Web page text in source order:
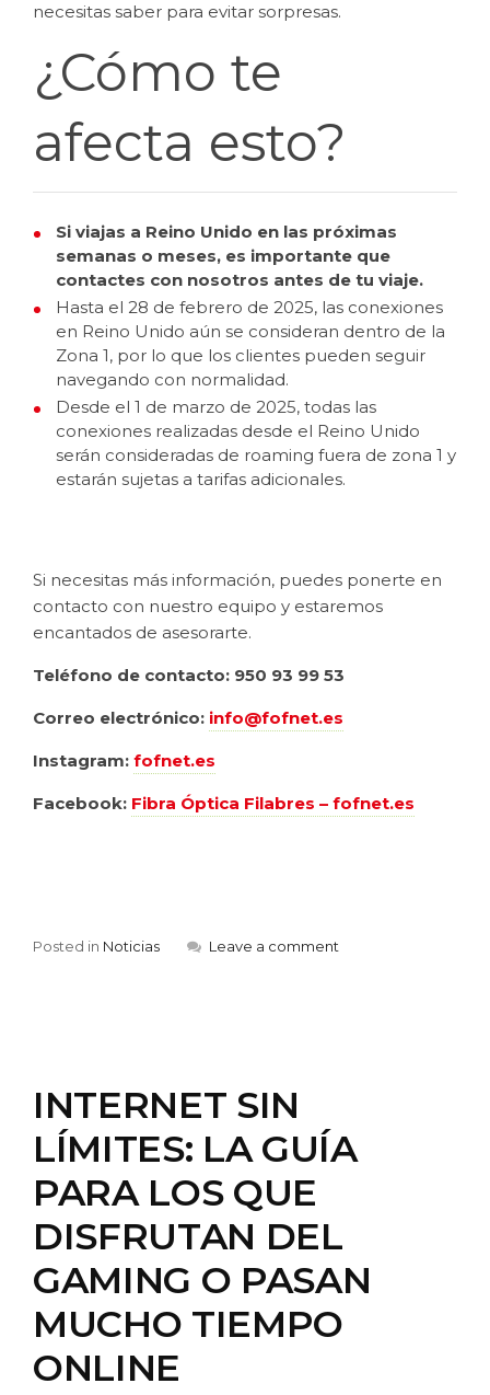
necesitas saber para evitar sorpresas.
¿Cómo te
afecta esto?
Si viajas a Reino Unido en las próximas
semanas o meses, es importante que
contactes con nosotros antes de tu viaje.
Hasta el 28 de febrero de 2025, las conexiones
en Reino Unido aún se consideran dentro de la
Zona 1, por lo que los clientes pueden seguir
navegando con normalidad.
Desde el 1 de marzo de 2025, todas las
conexiones realizadas desde el Reino Unido
serán consideradas de roaming fuera de zona 1 y
estarán sujetas a tarifas adicionales.
Si necesitas más información, puedes ponerte en
contacto con nuestro equipo y estaremos
encantados de asesorarte.
Teléfono de contacto: 950 93 99 53
Correo electrónico: info@fofnet.es
Instagram: fofnet.es
Facebook: Fibra Óptica Filabres – fofnet.es
Posted in Noticias Leave a comment
INTERNET SIN
LÍMITES: LA GUÍA
PARA LOS QUE
DISFRUTAN DEL
GAMING O PASAN
MUCHO TIEMPO
ONLINE